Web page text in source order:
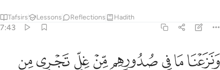
Tafsirs Lessons Reflections Hadith
7:43
ونزعنا ما في صدورهم من غل تجري من تحتهم الانهار وقالوا الحمد لله
وَنَزَعْنَا مَا فِى صُدُورِهِم مِّنْ غِلٍّۢ تَجْرِى مِن تَحْتِهِمُ ٱلْأَنْهَـٰرُ ۖ وَقَالُوا۟ ٱلْحَمْدُ
ﲲﲳﲴﲵﲶﲷﲸﲹ